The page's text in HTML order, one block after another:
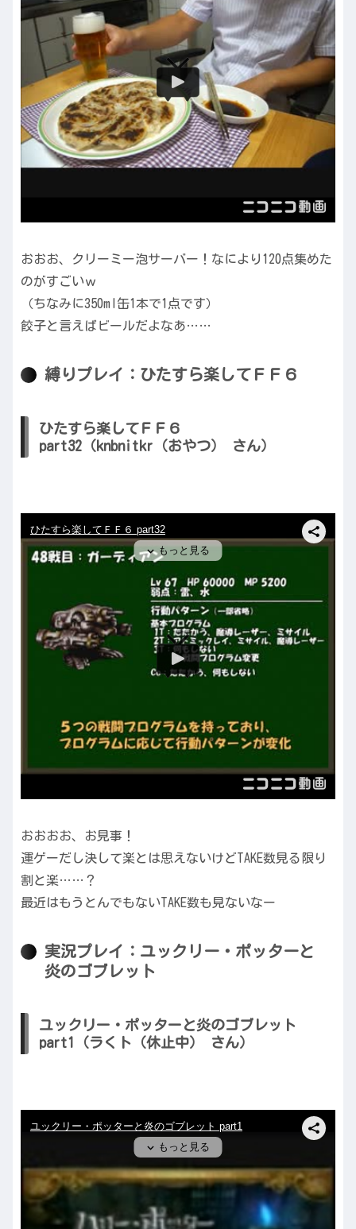
おおお、クリーミー泡サーバー！なにより120点集めた
のがすごいｗ
（ちなみに350ml缶1本で1点です）
餃子と言えばビールだよなあ……
縛りプレイ：ひたすら楽してＦＦ６
ひたすら楽してＦＦ６
part32（knbnitkr（おやつ） さん）
おおおお、お見事！
運ゲーだし決して楽とは思えないけどTAKE数見る限り
割と楽……？
最近はもうとんでもないTAKE数も見ないなー
実況プレイ：ユックリー・ポッターと
炎のゴブレット
ユックリー・ポッターと炎のゴブレット
part1（ラくト（休止中） さん）